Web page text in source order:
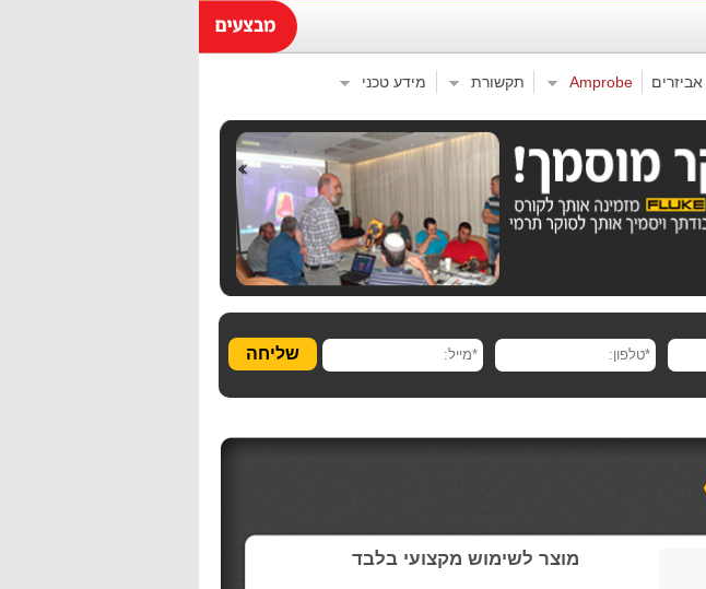
אביזרים Amprobe תקשורת מידע טכני
שליחה
מוצר לשימוש מקצועי בלבד